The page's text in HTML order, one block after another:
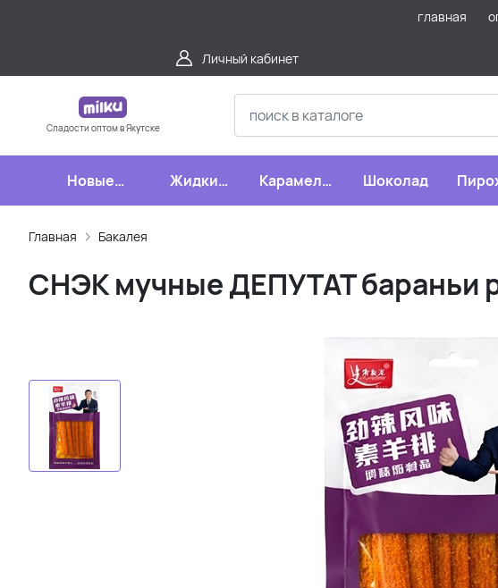
главная
Личный кабинет
Сладости оптом в Якутске
Новые
поступления
Жидкие
конфеты
Карамель,
леденцы,
Шоколад
Главная Бакалея
СНЭК мучные ДЕПУТАТ бараньи